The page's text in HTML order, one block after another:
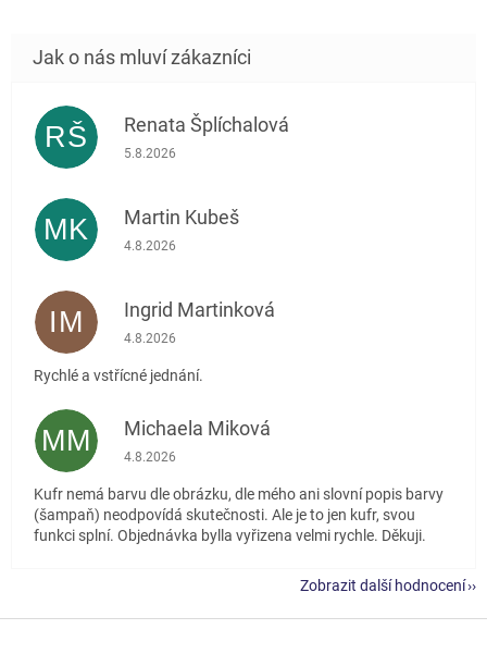
RŠ Renata Šplíchalová
Hodnocení obchodu je 5 z 5 hvězdiček.
5.8.2026
MK Martin Kubeš
Hodnocení obchodu je 5 z 5 hvězdiček.
4.8.2026
IM Ingrid Martinková
Hodnocení obchodu je 5 z 5 hvězdiček.
4.8.2026
Rychlé a vstřícné jednání.
MM Michaela Miková
Hodnocení obchodu je 5 z 5 hvězdiček.
4.8.2026
Kufr nemá barvu dle obrázku, dle mého ani slovní popis barvy
(šampaň) neodpovídá skutečnosti. Ale je to jen kufr, svou
funkci splní. Objednávka bylla vyřizena velmi rychle. Děkuji.
Zobrazit další hodnocení